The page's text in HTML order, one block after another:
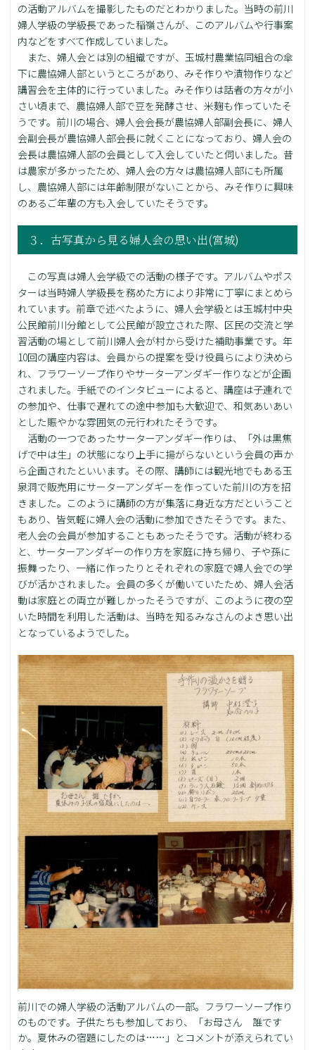
の活動アルバムを撮影したものだとわかりました。当時の前川
婦人学級の学級長であった稲嶺さんが、このアルバムや行事案
内などをすべて作成していました。
また、婦人会とは別の組織ですが、玉城村農業協同組合の傘
下に農協婦人部というところがあり、みそ作りや漬物作りなど
講習会を主体的に行っていました。みそ作りは話者の方々が小
さい頃まで、農協婦人部で豆を発酵させ、米麹も作っていたそ
うです。前川の場合、婦人会会長が農協婦人部副会長に、婦人
会副会長が農協婦人部会長に就くことになっており、婦人会の
会長は農協婦人部の会員として入会していたと伺いました。昔
は農家が多かったため、婦人会の方々は農協婦人部にも所属
し、農協婦人部には年齢制限がないことから、みそ作りに興味
のあるご年輩の方も入会していたそうです。
３．古写真から見る婦人会の思い出(宮城)
この写真は婦人会学級での活動の様子です。アルバムやポス
ターは当時婦人学級長を務めた方により非常に丁寧にまとめら
れています。前章で述べたように、婦人会学級とは玉城村中央
公民館前川分館として公民館が設立された際、区民の交流と学
習活動の場として前川婦人会が村から受けた補助事業です。年
10回の講座内容は、会員からの提案を受け役員らにより決めら
れ、フラワーソープ作りやサーターアンダギー作りなどが企画
されました。手紙でのインタビューによると、講座は子連れで
の参加や、仕事で遅れての途中参加も大歓迎で、和気あいあい
とした賑やかな雰囲気の元行われたそうです。
活動の一つであったサーターアンダギー作りは、「外は黒焦
げで中は生」の状態になり上手に揚がらないという会員の声か
ら企画されたといいます。その際、講師には観光地でもある玉
泉洞で販売用にサーターアンダギーを作っていた前川の方を招
きました。このように講師の方が集落に身近な方だということ
もあり、皆気軽に婦人会の活動に参加できたそうです。また、
老人会の会員が参加することもあったそうです。活動が終わる
と、サーターアンダギーの作り方を家庭に持ち帰り、子や孫に
振舞ったり、一緒に作ったりとそれぞれの家庭で婦人会での学
びが活かされました。会員の多くが働いていたため、婦人会活
動は家庭との両立が難しかったそうですが、このように夜の空
いた時間を利用した活動は、当時を知るみなさんのよき思い出
となっているようでした。
前川での婦人学級の活動アルバムの一部。フラワーソープ作り
のものです。子供たちも参加しており、「お母さん 誰です
か。夏休みの宿題にしたのは……」とコメントが添えられてい